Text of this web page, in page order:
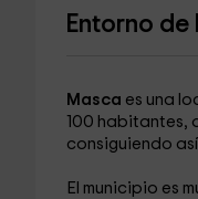
Entorno de
Masca es una
100 habitantes,
consiguiendo
El municipio es